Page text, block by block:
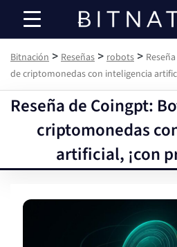
Bitnación
Bitnación > Reseñas > robots >
de criptomonedas con inteligencia
Reseña de Coingpt:
criptomonedas
artificial, ¡con